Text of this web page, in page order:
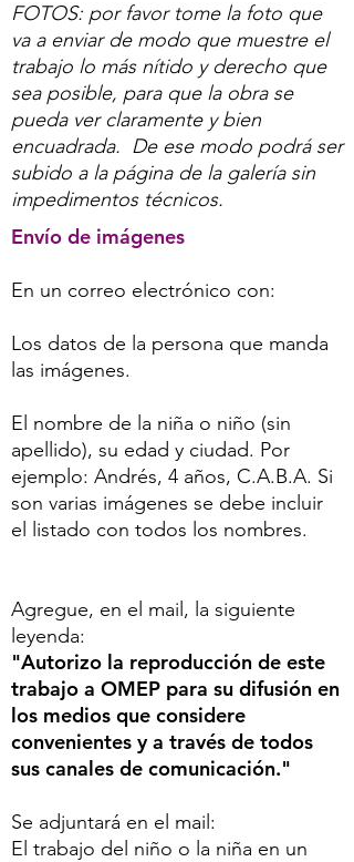
FOTOS: por favor tome la foto que
va a enviar de modo que muestre el
trabajo lo más nítido y derecho que
sea posible, para que la obra se
pueda ver claramente y bien
encuadrada. De ese modo podrá ser
subido a la página de la galería sin
impedimentos técnicos.
Envío de imágenes
En un correo electrónico con:
Los datos de la persona que manda
las imágenes.
El nombre de la niña o niño (sin
apellido), su edad y ciudad. Por
ejemplo: Andrés, 4 años, C.A.B.A. Si
son varias imágenes se debe incluir
el listado con todos los nombres.
Agregue, en el mail, la siguiente
leyenda:
"Autorizo la reproducción de este
trabajo a OMEP para su difusión en
los medios que considere
convenientes y a través de todos
sus canales de comunicación."
Se adjuntará en el mail:
El trabajo del niño o la niña en un